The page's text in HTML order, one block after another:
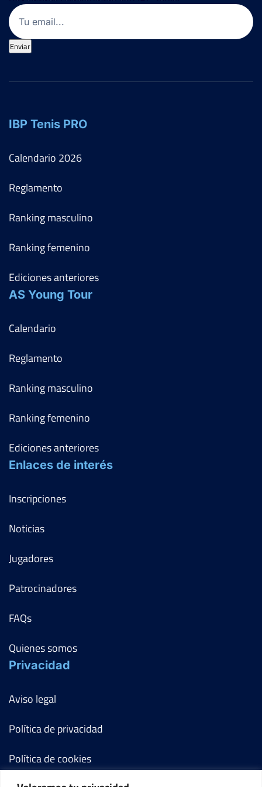
Email
Enviar
IBP Tenis PRO
Calendario 2026
Reglamento
Ranking masculino
Ranking femenino
Ediciones anteriores
AS Young Tour
Calendario
Reglamento
Ranking masculino
Ranking femenino
Ediciones anteriores
Enlaces de interés
Inscripciones
Noticias
Jugadores
Patrocinadores
FAQs
Quienes somos
Privacidad
Aviso legal
Política de privacidad
Política de cookies